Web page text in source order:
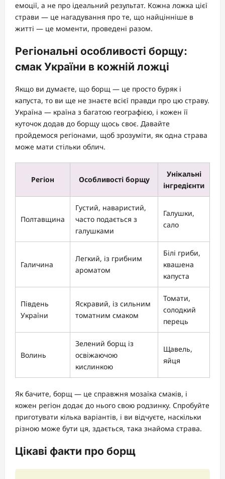
емоції, а не про ідеальний результат. Кожна ложка цієї
страви — це нагадування про те, що найцінніше в
житті — це моменти, проведені разом.
Регіональні особливості борщу:
смак України в кожній ложці
Якщо ви думаєте, що борщ — це просто буряк і
капуста, то ви ще не знаєте всієї правди про цю страву.
Україна — країна з багатою географією, і кожен її
куточок додав до борщу щось своє. Давайте
пройдемося регіонами, щоб зрозуміти, як одна страва
може мати стільки облич.
Регіон Особливості борщу
Унікальні
інгредієнти
Полтавщина
Густий, наваристий,
часто подається з
галушками
Галушки,
сало
Галичина
Легкий, із грибним
ароматом
Білі гриби,
квашена
капуста
Південь
України
Яскравий, із сильним
томатним смаком
Томати,
солодкий
перець
Волинь
Зелений борщ із
освіжаючою
кислинкою
Щавель,
яйця
Як бачите, борщ — це справжня мозаїка смаків, і
кожен регіон додає до нього свою родзинку. Спробуйте
приготувати кілька варіантів, і ви відчуєте, наскільки
різною може бути ця, здається, така знайома страва.
Цікаві факти про борщ